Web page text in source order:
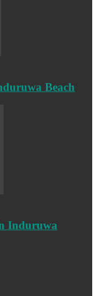
Beach
Induruwa